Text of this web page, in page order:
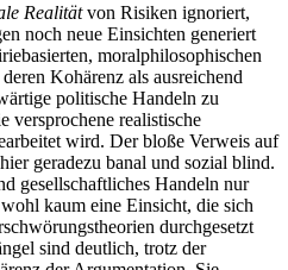
Realitätvon Risiken ignoriert,
noch neue Einsichten generiert
moralphilosophischen
Kohärenz als ausreichend
politische Handeln zu
versprochene realistische
wird. Der bloße Verweis auf
geradezu banal und sozial blind.
gesellschaftliches Handeln nur
kaum eine Einsicht, die sich
durchgesetzt
sind deutlich, trotz der